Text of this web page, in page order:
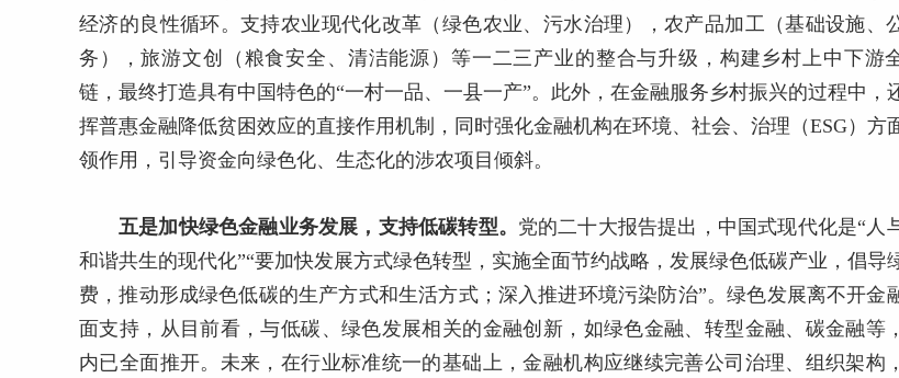
经济的良性循环。支持农业现代化改革（绿色农业、污水治理），农产品加工（基础设施、
务），旅游文创（粮食安全、清洁能源）等一二三产业的整合与升级，构建乡村上中下游
链，最终打造具有中国特色的“一村一品、一县一产”。此外，在金融服务乡村振兴的过程中，
挥普惠金融降低贫困效应的直接作用机制，同时强化金融机构在环境、社会、治理（ESG）方
领作用，引导资金向绿色化、生态化的涉农项目倾斜。
五是加快绿色金融业务发展，支持低碳转型。 党的二十大报告提出，中国式现代化是“人
和谐共生的现代化”“要加快发展方式绿色转型，实施全面节约战略，发展绿色低碳产业，倡导
费，推动形成绿色低碳的生产方式和生活方式；深入推进环境污染防治”。绿色发展离不开金
面支持，从目前看，与低碳、绿色发展相关的金融创新，如绿色金融、转型金融、碳金融等
内已全面推开。未来，在行业标准统一的基础上，金融机构应继续完善公司治理、组织架构